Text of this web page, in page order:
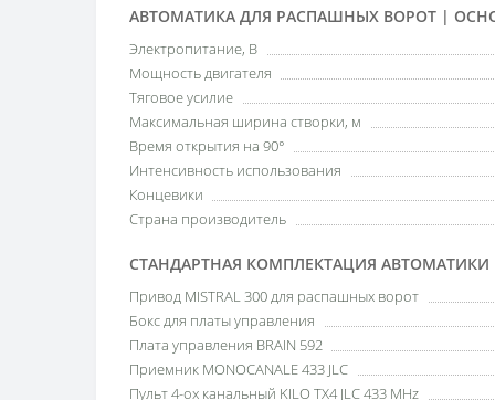
АВТОМАТИКА ДЛЯ РАСПАШНЫХ ВОРОТ |
Электропитание, В
Мощность двигателя
Тяговое усилие
Максимальная ширина створки, м
Время открытия на 90°
Интенсивность использования
Концевики
Страна производитель
СТАНДАРТНАЯ КОМПЛЕКТАЦИЯ АВТОМАТИКИ |
Привод MISTRAL 300 для распашных ворот
Бокс для платы управления
Плата управления BRAIN 592
Приемник MONOCANALE 433 JLC
Пульт 4-ох канальный KILO TX4 JLC 433 MHz